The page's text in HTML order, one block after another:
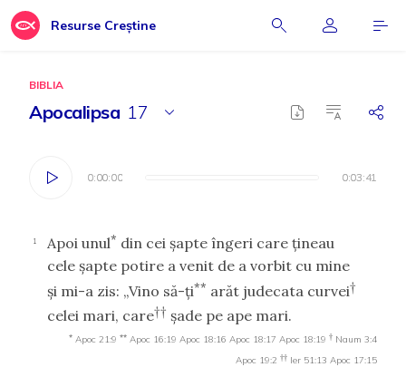
Resurse Creștine
BIBLIA
Apocalipsa 17
0:00:00 0:03:41
0:00:00 0:03:41
1 Apoi unul* din cei şapte îngeri care ţineau
cele şapte potire a venit de a vorbit cu mine
şi mi-a zis: „Vino să-ţi** arăt judecata curvei†
celei mari, care†† şade pe ape mari.
* Apoc 21:9 ** Apoc 16:19 Apoc 18:16 Apoc 18:17 Apoc 18:19 † Naum 3:4
Apoc 19:2 †† Ier 51:13 Apoc 17:15